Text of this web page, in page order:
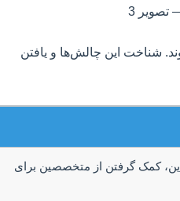
شناخت این چالش‌ها و یافتن
کمک گرفتن از متخصصین برای